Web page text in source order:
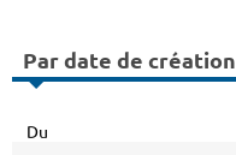
Par date de création
Du